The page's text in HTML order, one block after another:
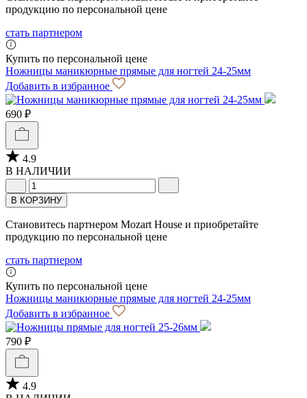
продукцию по персональной цене
стать партнером
Купить по персональной цене
Ножницы маникюрные прямые для ногтей 24-25мм
Добавить в избранное
690 ₽
4.9
В НАЛИЧИИ
В КОРЗИНУ
Становитесь партнером Mozart House и приобретайте
продукцию по персональной цене
стать партнером
Купить по персональной цене
Ножницы маникюрные прямые для ногтей 24-25мм
Добавить в избранное
790 ₽
4.9